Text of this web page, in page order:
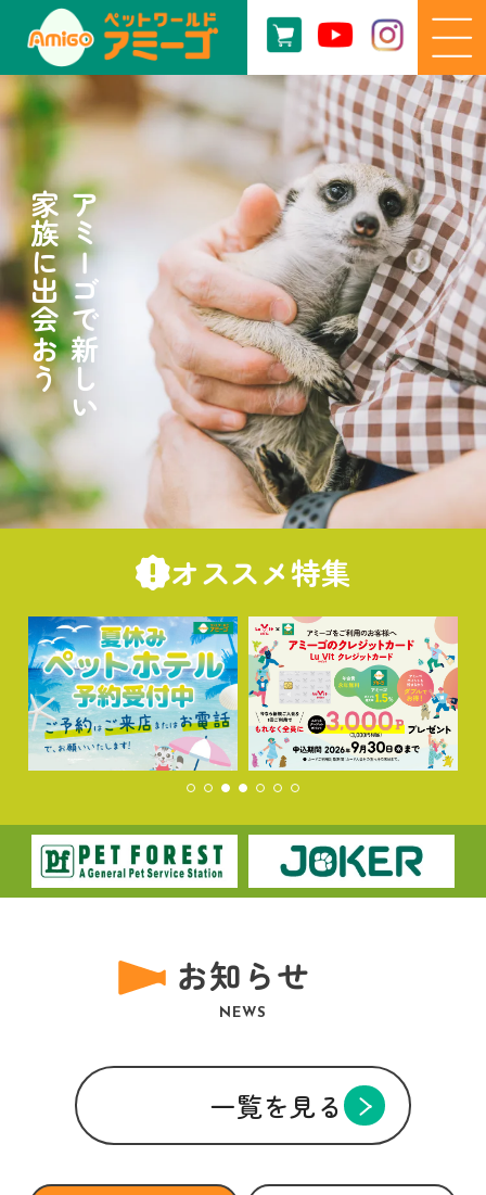
アミーゴで新しい
家族に出会おう
オススメ特集
お知らせ
NEWS
一覧を見る